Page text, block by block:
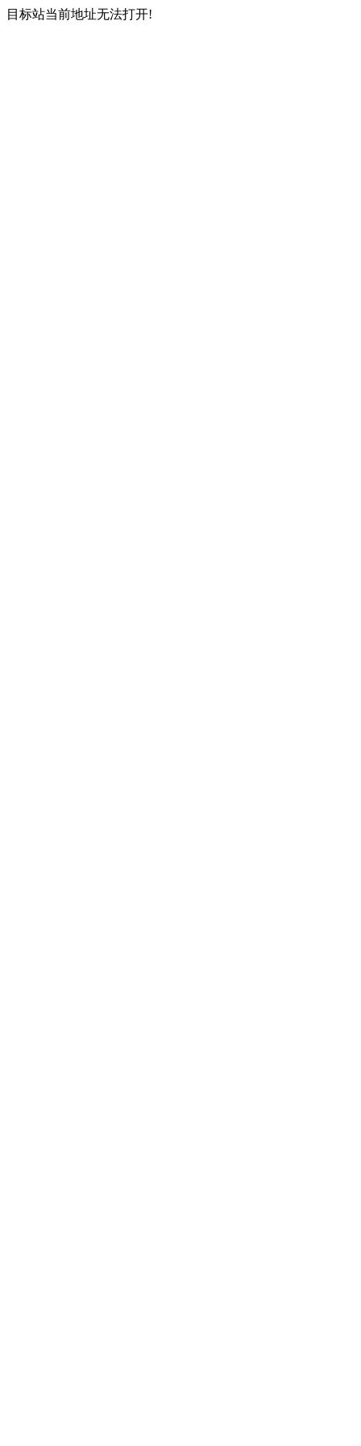
目标站当前地址无法打开!